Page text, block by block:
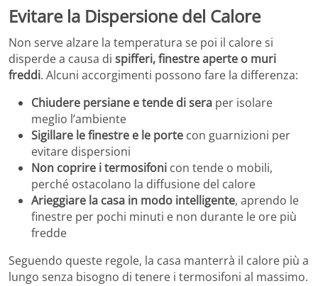
Evitare la Dispersione del Calore
Non serve alzare la temperatura se poi il calore si
disperde a causa di spifferi, finestre aperte o muri
freddi. Alcuni accorgimenti possono fare la differenza:
Chiudere persiane e tende di sera per isolare
meglio l’ambiente
Sigillare le finestre e le porte con guarnizioni per
evitare dispersioni
Non coprire i termosifoni con tende o mobili,
perché ostacolano la diffusione del calore
Arieggiare la casa in modo intelligente, aprendo le
finestre per pochi minuti e non durante le ore più
fredde
Seguendo queste regole, la casa manterrà il calore più a
lungo senza bisogno di tenere i termosifoni al massimo.